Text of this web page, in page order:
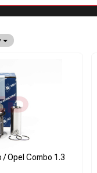
Opel Combo 1.3